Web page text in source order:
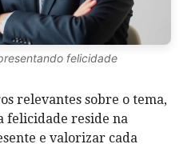
felicidade
relevantes sobre o tema,
felicidade reside na
e valorizar cada